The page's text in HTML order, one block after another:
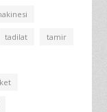
tadilat tamir